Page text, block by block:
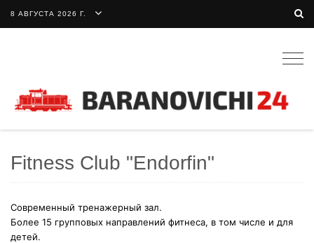
8 АВГУСТА 2026 Г.
Fitness Club "Endorfin"
Современный тренажерный зал.
Более 15 групповых направлений фитнеса, в том числе и для
детей.